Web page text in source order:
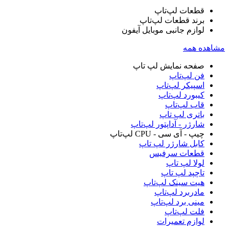
قطعات لپ‌تاپ
برند قطعات لپ‌تاپ
لوازم جانبی موبایل آیفون
مشاهده همه
صفحه نمایش لپ‌ تاپ
فن لپ‌تاپ
اسپیکر لپ‌تاپ
کیبورد لپ‌تاپ
قاب لپ‌تاپ
باتری لپ‌ تاپ
شارژر - آداپتور لپ‌تاپ
چیپ - آی سی - CPU لپ‌تاپ
کابل شارژر لپ تاپ
قطعات سرفیس
لولا لپ‌ تاپ
تاچپد لپ تاپ
هیت سینک لپ‌تاپ
مادربرد لپ‌تاپ
مینی برد لپ‌تاپ
فلت لپ‌تاپ
لوازم تعمیرات